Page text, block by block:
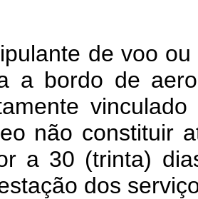
de voo
a bordo de
não constituir
a 30 (trinta)
dos